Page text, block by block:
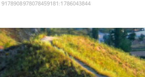
9178908978078459181 :1786043844